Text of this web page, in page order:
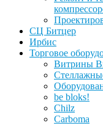
СЦ Битцер
Ирбис
Торговое
Витрины
be bloks!
Chilz
Carboma